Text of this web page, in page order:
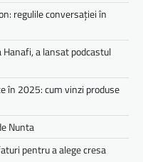
regulile conversației în
a lansat podcastul
în 2025: cum vinzi produse
Nunta
pentru a alege cresa